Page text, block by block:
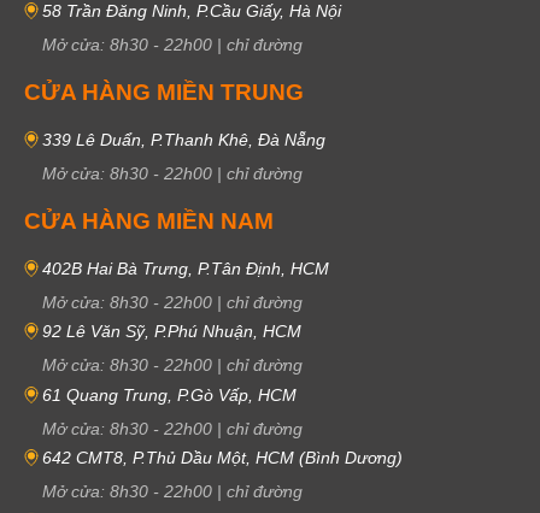
58 Trần Đăng Ninh, P.Cầu Giấy, Hà Nội
Mở cửa: 8h30 - 22h00 | chỉ đường
CỬA HÀNG MIỀN TRUNG
339 Lê Duẩn, P.Thanh Khê, Đà Nẵng
Mở cửa: 8h30 - 22h00 | chỉ đường
CỬA HÀNG MIỀN NAM
402B Hai Bà Trưng, P.Tân Định, HCM
Mở cửa: 8h30 - 22h00 | chỉ đường
92 Lê Văn Sỹ, P.Phú Nhuận, HCM
Mở cửa: 8h30 - 22h00 | chỉ đường
61 Quang Trung, P.Gò Vấp, HCM
Mở cửa: 8h30 - 22h00 | chỉ đường
642 CMT8, P.Thủ Dầu Một, HCM (Bình Dương)
Mở cửa: 8h30 - 22h00 | chỉ đường